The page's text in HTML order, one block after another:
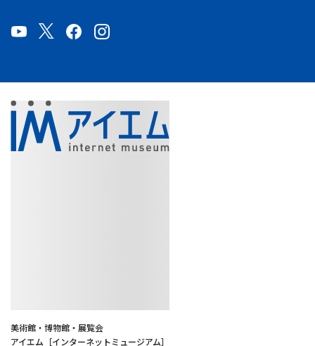
美術館・博物館・展覧会
アイエム［インターネットミュージアム］